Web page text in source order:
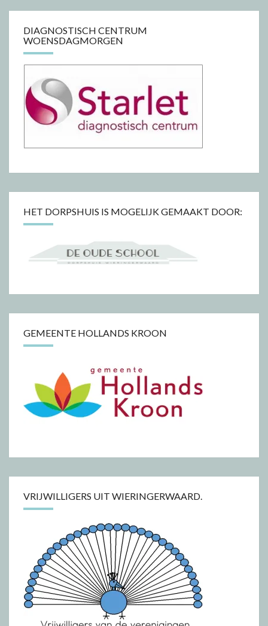
DIAGNOSTISCH CENTRUM
WOENSDAGMORGEN
HET DORPSHUIS IS MOGELIJK GEMAAKT DOOR:
GEMEENTE HOLLANDS KROON
VRIJWILLIGERS UIT WIERINGERWAARD.